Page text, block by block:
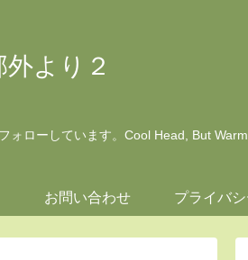
より２
ォローしています。Cool Head, But
お問い合わせ プライバ